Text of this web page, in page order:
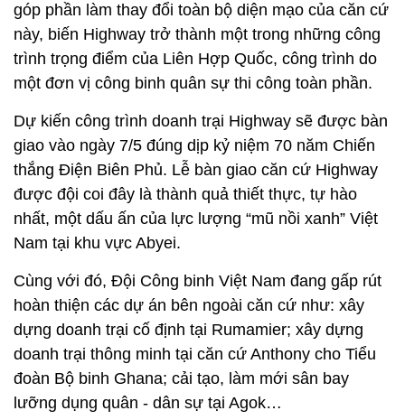
góp phần làm thay đổi toàn bộ diện mạo của căn cứ
này, biến Highway trở thành một trong những công
trình trọng điểm của Liên Hợp Quốc, công trình do
một đơn vị công binh quân sự thi công toàn phần.
Dự kiến công trình doanh trại Highway sẽ được bàn
giao vào ngày 7/5 đúng dịp kỷ niệm 70 năm Chiến
thắng Điện Biên Phủ. Lễ bàn giao căn cứ Highway
được đội coi đây là thành quả thiết thực, tự hào
nhất, một dấu ấn của lực lượng “mũ nồi xanh” Việt
Nam tại khu vực Abyei.
Cùng với đó, Đội Công binh Việt Nam đang gấp rút
hoàn thiện các dự án bên ngoài căn cứ như: xây
dựng doanh trại cố định tại Rumamier; xây dựng
doanh trại thông minh tại căn cứ Anthony cho Tiểu
đoàn Bộ binh Ghana; cải tạo, làm mới sân bay
lưỡng dụng quân - dân sự tại Agok…